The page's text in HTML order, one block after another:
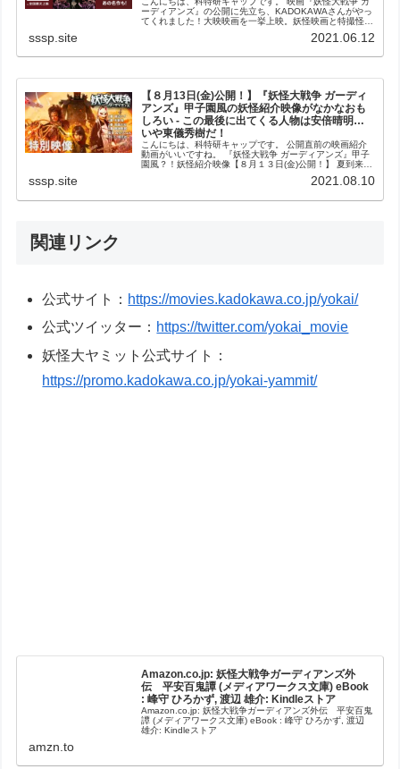
ーディアンズ』の公開に先立ち、KADOKAWAさんがやっ
てくれました！大映映画を一挙上映。妖怪映画と特撮怪獣
sssp.site 2021.06.12
【８月13日(金)公開！】『妖怪大戦争 ガーディ
アンズ』甲子園風の妖怪紹介映像がなかなおも
しろい - この最後に出てくる人物は安倍晴明…
いや東儀秀樹だ！
こんにちは、科特研キャップです。 公開直前の映画紹介
動画がいいですね。 『妖怪大戦争 ガーディアンズ』甲子
園風？！妖怪紹介映像【８月１３日(金)公開！】 夏到来！
sssp.site 2021.08.10
関連リンク
公式サイト： https://movies.kadokawa.co.jp/yokai/
公式ツイッター： https://twitter.com/yokai_movie
妖怪大ヤミット公式サイト：
https://promo.kadokawa.co.jp/yokai-yammit/
Amazon.co.jp: 妖怪大戦争ガーディアンズ外
伝 平安百鬼譚 (メディアワークス文庫) eBook
: 峰守 ひろかず, 渡辺 雄介: Kindleストア
Amazon.co.jp: 妖怪大戦争ガーディアンズ外伝 平安百鬼
譚 (メディアワークス文庫) eBook : 峰守 ひろかず, 渡辺
雄介: Kindleストア
amzn.to